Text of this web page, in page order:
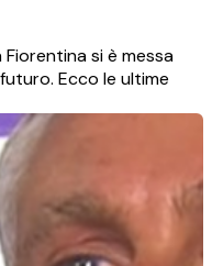
si è messa
Ecco le ultime